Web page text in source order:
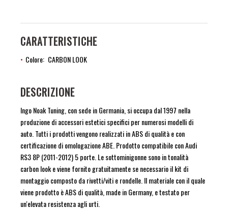
CARATTERISTICHE
Colore CARBON LOOK
DESCRIZIONE
Ingo Noak Tuning, con sede in Germania, si occupa dal 1997 nella
produzione di accessori estetici specifici per numerosi modelli di
auto. Tutti i prodotti vengono realizzati in ABS di qualità e con
certificazione di omologazione ABE. Prodotto compatibile con Audi
RS3 8P (2011-2012) 5 porte. Le sottominigonne sono in tonalità
carbon look e viene fornito gratuitamente se necessario il kit di
montaggio composto da rivetti/viti e rondelle. Il materiale con il quale
viene prodotto è ABS di qualità, made in Germany, e testato per
un'elevata resistenza agli urti.